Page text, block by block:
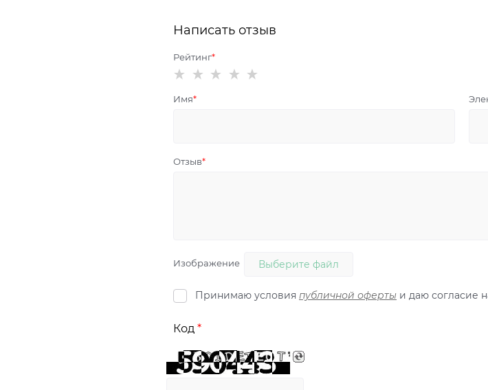
Написать отзыв
Рейтинг
Имя
Отзыв
Изображение Выберите файл
Принимаю условия публичной оферты и даю согласие
Код